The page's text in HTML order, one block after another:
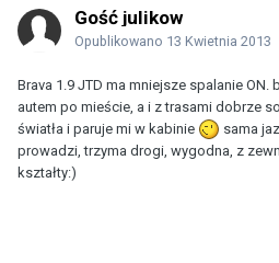
Gość julikow
Opublikowano 13 Kwietnia 2013
Brava 1.9 JTD ma mniejsze spalanie
autem po mieście, a i z trasami dobrze
światła i paruje mi w kabinie
sama
prowadzi, trzyma drogi, wygodna, z
kształty:)